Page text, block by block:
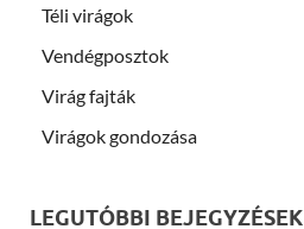
Téli virágok
Vendégposztok
Virág fajták
Virágok gondozása
LEGUTÓBBI BEJEGYZÉSEK